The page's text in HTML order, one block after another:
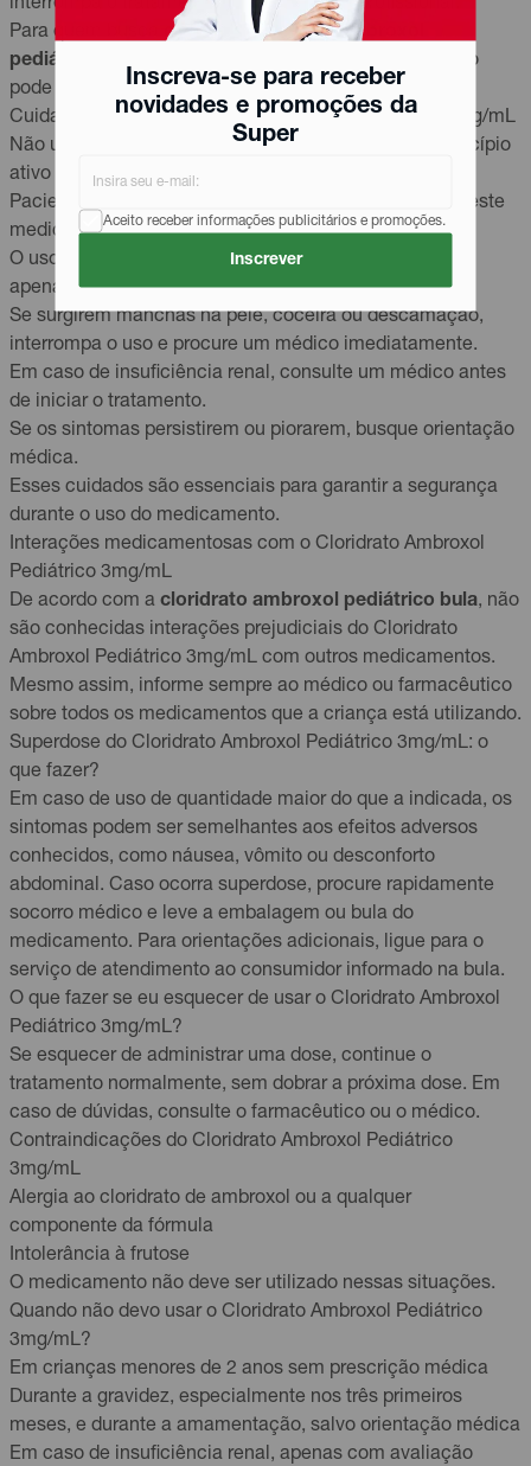
Inscreva-se para receber
novidades e promoções da
Super
Aceito receber informações publicitários e promoções.
Inscrever
interrompa o tratamento sem orientação profissional.
Para quem busca
comprar cloridrato ambroxol
pediátrico
, é importante lembrar que a automedicação
pode ser prejudicial à saúde.
Cuidados ao usar o Cloridrato Ambroxol Pediátrico 3mg/mL
Não utilize o medicamento em caso de alergia ao princípio
ativo ou a qualquer componente da fórmula.
Pacientes com intolerância à frutose não devem usar este
medicamento, pois ele contém sorbitol.
O uso em crianças menores de 2 anos deve ser feito
apenas sob prescrição médica.
Se surgirem manchas na pele, coceira ou descamação,
interrompa o uso e procure um médico imediatamente.
Em caso de insuficiência renal, consulte um médico antes
de iniciar o tratamento.
Se os sintomas persistirem ou piorarem, busque orientação
médica.
Esses cuidados são essenciais para garantir a segurança
durante o uso do medicamento.
Interações medicamentosas com o Cloridrato Ambroxol
Pediátrico 3mg/mL
De acordo com a cloridrato ambroxol pediátrico bula, não
são conhecidas interações prejudiciais do Cloridrato
Ambroxol Pediátrico 3mg/mL com outros medicamentos.
Mesmo assim, informe sempre ao médico ou farmacêutico
sobre todos os medicamentos que a criança está utilizando.
Superdose do Cloridrato Ambroxol Pediátrico 3mg/mL: o
que fazer?
Em caso de uso de quantidade maior do que a indicada, os
sintomas podem ser semelhantes aos efeitos adversos
conhecidos, como náusea, vômito ou desconforto
abdominal. Caso ocorra superdose, procure rapidamente
socorro médico e leve a embalagem ou bula do
medicamento. Para orientações adicionais, ligue para o
serviço de atendimento ao consumidor informado na bula.
O que fazer se eu esquecer de usar o Cloridrato Ambroxol
Pediátrico 3mg/mL?
Se esquecer de administrar uma dose, continue o
tratamento normalmente, sem dobrar a próxima dose. Em
caso de dúvidas, consulte o farmacêutico ou o médico.
Contraindicações do Cloridrato Ambroxol Pediátrico
3mg/mL
Alergia ao cloridrato de ambroxol ou a qualquer
componente da fórmula
Intolerância à frutose
O medicamento não deve ser utilizado nessas situações.
Quando não devo usar o Cloridrato Ambroxol Pediátrico
3mg/mL?
Em crianças menores de 2 anos sem prescrição médica
Durante a gravidez, especialmente nos três primeiros
meses, e durante a amamentação, salvo orientação médica
Em caso de insuficiência renal, apenas com avaliação